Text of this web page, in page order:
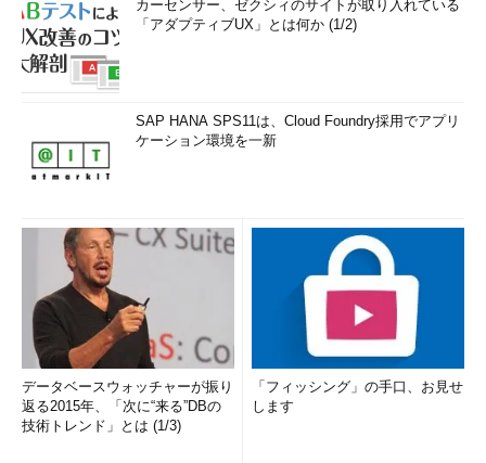
カーセンサー、ゼクシィのサイトが取り入れている
「アダプティブUX」とは何か (1/2)
SAP HANA SPS11は、Cloud Foundry採用でアプリ
ケーション環境を一新
データベースウォッチャーが振り
返る2015年、「次に“来る”DBの
技術トレンド」とは (1/3)
「フィッシング」の手口、お見せ
します